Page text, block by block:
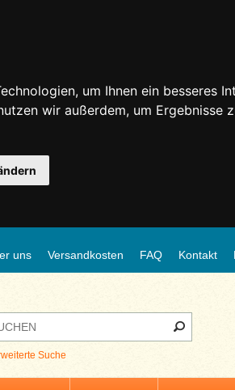
um Ihnen ein besseres
wir außerdem, um
uns Versandkosten FAQ Kontakt
Suche